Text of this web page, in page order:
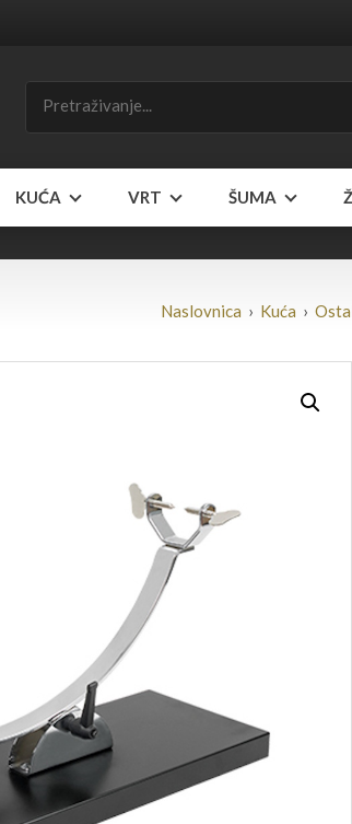
KUĆA VRT ŠUMA
Naslovnica › Kuća ›